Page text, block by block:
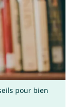
pour bien